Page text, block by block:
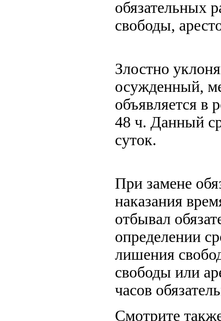
обязательных
свободы,
Злостно
осужденный,
объявляется в
48 ч. Данный
суток.
При замене
наказания
отбывал
определении
лишения
свободы или
часов
Смотрите